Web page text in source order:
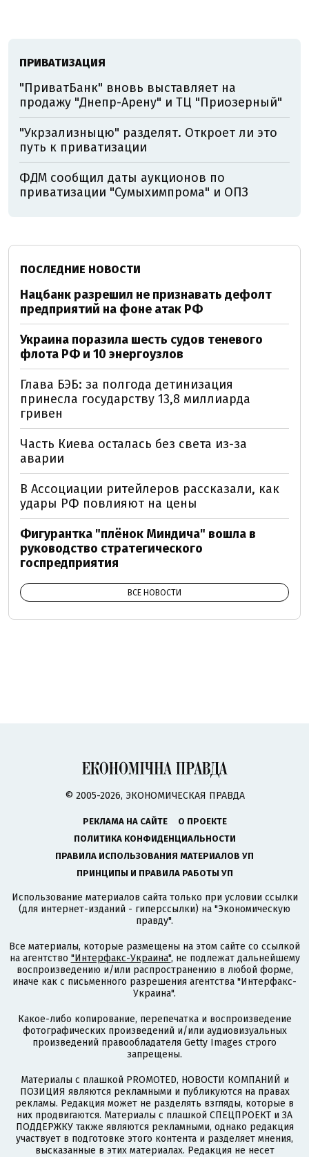
ПРИВАТИЗАЦИЯ
"ПриватБанк" вновь выставляет на
продажу "Днепр-Арену" и ТЦ "Приозерный"
"Укрзализныцю" разделят. Откроет ли это
путь к приватизации
ФДМ сообщил даты аукционов по
приватизации "Сумыхимпрома" и ОПЗ
ПОСЛЕДНИЕ НОВОСТИ
Нацбанк разрешил не признавать дефолт
предприятий на фоне атак РФ
Украина поразила шесть судов теневого
флота РФ и 10 энергоузлов
Глава БЭБ: за полгода детинизация
принесла государству 13,8 миллиарда
гривен
Часть Киева осталась без света из-за
аварии
В Ассоциации ритейлеров рассказали, как
удары РФ повлияют на цены
Фигурантка "плёнок Миндича" вошла в
руководство стратегического
госпредприятия
ВСЕ НОВОСТИ
© 2005-2026, ЭКОНОМИЧЕСКАЯ ПРАВДА
РЕКЛАМА НА САЙТЕ
О ПРОЕКТЕ
ПОЛИТИКА КОНФИДЕНЦИАЛЬНОСТИ
ПРАВИЛА ИСПОЛЬЗОВАНИЯ МАТЕРИАЛОВ УП
ПРИНЦИПЫ И ПРАВИЛА РАБОТЫ УП
Использование материалов сайта только при условии ссылки
(для интернет-изданий - гиперссылки) на "Экономическую
правду".
Все материалы, которые размещены на этом сайте со ссылкой
на агентство "Интерфакс-Украина", не подлежат дальнейшему
воспроизведению и/или распространению в любой форме,
иначе как с письменного разрешения агентства "Интерфакс-
Украина".
Какое-либо копирование, перепечатка и воспроизведение
фотографических произведений и/или аудиовизуальных
произведений правообладателя Getty Images строго
запрещены.
Материалы с плашкой PROMOTED, НОВОСТИ КОМПАНИЙ и
ПОЗИЦИЯ являются рекламными и публикуются на правах
рекламы. Редакция может не разделять взгляды, которые в
них продвигаются. Материалы с плашкой СПЕЦПРОЕКТ и ЗА
ПОДДЕРЖКУ также являются рекламными, однако редакция
участвует в подготовке этого контента и разделяет мнения,
высказанные в этих материалах. Редакция не несет